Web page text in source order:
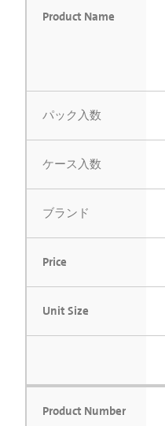
Product Name
パック入数
ケース入数
ブランド
Price
Unit Size
Product Number